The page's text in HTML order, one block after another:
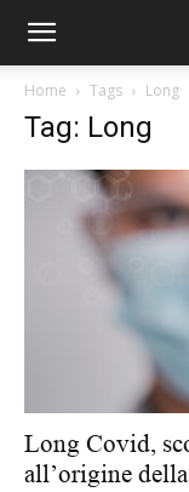
Home Tags Long
Tag: Long
Long Covid,
all’origine